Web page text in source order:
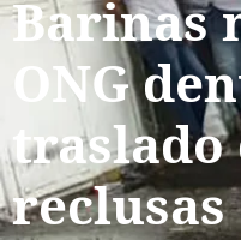
Barinas
ONG
traslado
reclusas